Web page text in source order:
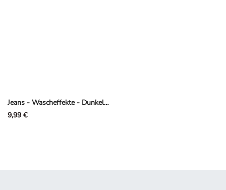
Jeans - Wascheffekte - Dunkelblau
9,99 €